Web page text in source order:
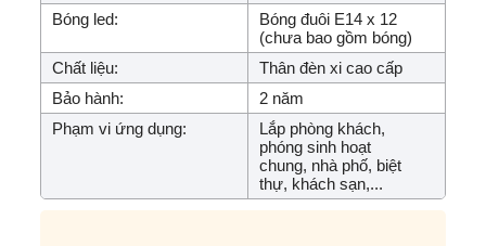
Bóng led:
Bóng đuôi E14 x 12
(chưa bao gồm bóng)
Chất liệu:
Thân đèn xi cao cấp
Bảo hành:
2 năm
Phạm vi ứng dụng:
Lắp phòng khách,
phóng sinh hoạt
chung, nhà phố, biệt
thự, khách sạn,...